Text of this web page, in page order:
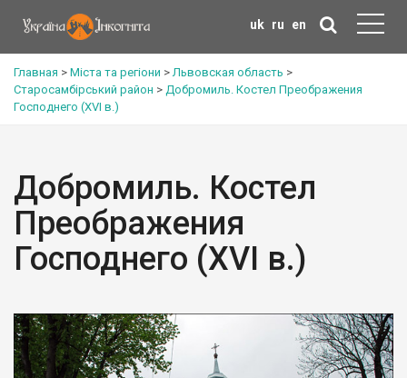
uk ru en
Главная > Міста та регіони >Львовская область >
Старосамбірський район > Добромиль. Костел Преображения
Господнего (XVI в.)
Добромиль. Костел
Преображения
Господнего (XVI в.)